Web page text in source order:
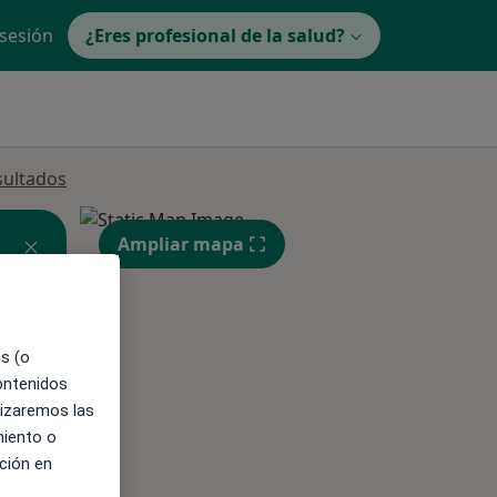
¿Eres profesional de la salud?
Ampliar mapa
(o
las
o
en